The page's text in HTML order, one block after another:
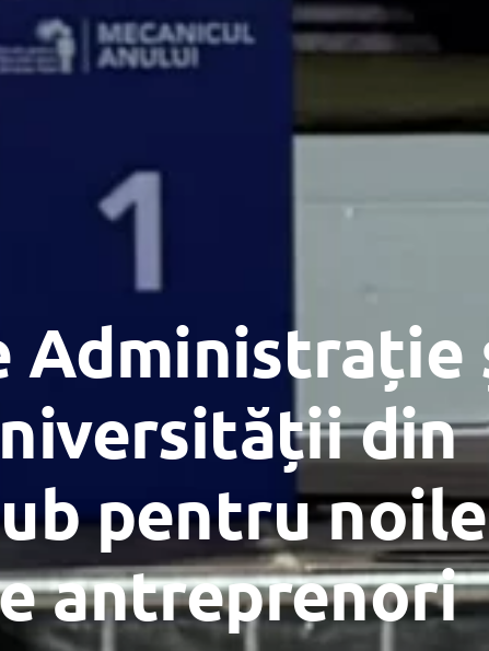
Administrație
din
pentru noile
antreprenori